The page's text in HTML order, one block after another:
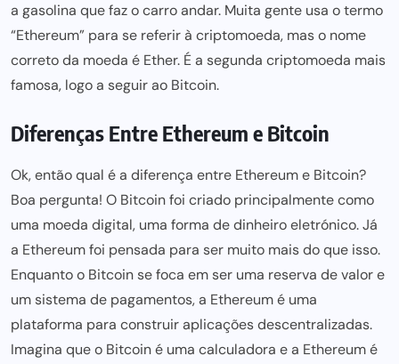
a gasolina que faz o carro andar. Muita gente usa o termo
“Ethereum” para se referir à criptomoeda, mas o nome
correto da moeda é Ether. É a segunda criptomoeda mais
famosa, logo a seguir ao Bitcoin.
Diferenças Entre Ethereum e Bitcoin
Ok, então qual é a diferença entre Ethereum e Bitcoin?
Boa pergunta! O Bitcoin foi criado principalmente como
uma moeda digital, uma forma de dinheiro eletrónico. Já
a Ethereum foi pensada para ser muito mais do que isso.
Enquanto o Bitcoin se foca em ser uma reserva de valor e
um sistema de pagamentos, a Ethereum é uma
plataforma para construir aplicações descentralizadas.
Imagina que o Bitcoin é uma calculadora e a Ethereum é